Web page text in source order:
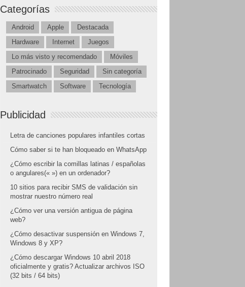
Categorías
Android Apple
Destacada
Hardware
Internet
Juegos
Lo más visto y recomendado
Móviles
Patrocinado
Seguridad
Sin categoría
Smartwatch
Software Tecnología
Publicidad
Letra de canciones populares infantiles cortas
Cómo saber si te han bloqueado en WhatsApp
¿Cómo escribir la comillas latinas / españolas
o angulares(« ») en un ordenador?
10 sitios para recibir SMS de validación sin
mostrar nuestro número real
¿Cómo ver una versión antigua de página
web?
¿Cómo desactivar suspensión en Windows 7,
Windows 8 y XP?
¿Cómo descargar Windows 10 abril 2018
oficialmente y gratis? Actualizar archivos ISO
(32 bits / 64 bits)